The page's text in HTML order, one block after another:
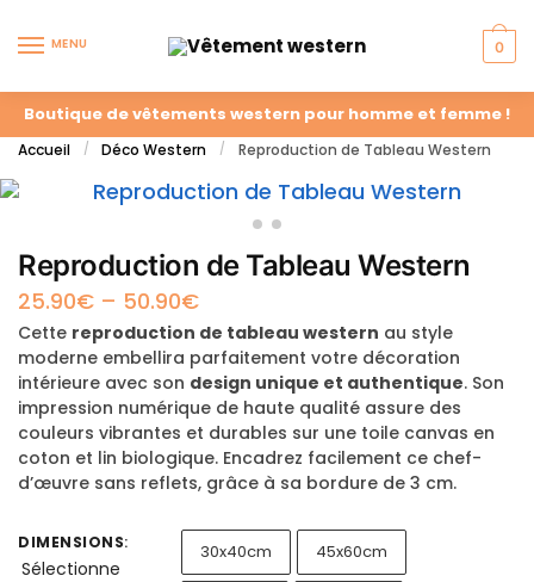
MENU 0
Boutique de vêtements western pour homme et femme !
Accueil / Déco Western / Reproduction de Tableau Western
Reproduction de Tableau Western
25.90€ – 50.90€
Cette reproduction de tableau western au style
moderne embellira parfaitement votre décoration
intérieure avec son design unique et authentique. Son
impression numérique de haute qualité assure des
couleurs vibrantes et durables sur une toile canvas en
coton et lin biologique. Encadrez facilement ce chef-
d’œuvre sans reflets, grâce à sa bordure de 3 cm.
DIMENSIONS:
Sélectionne
30x40cm 45x60cm